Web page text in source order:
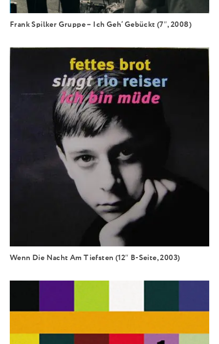
Frank Spilker Gruppe – Ich Geh‘ Gebückt (7″, 2008)
Wenn Die Nacht Am Tiefsten (12″ B-Seite, 2003)